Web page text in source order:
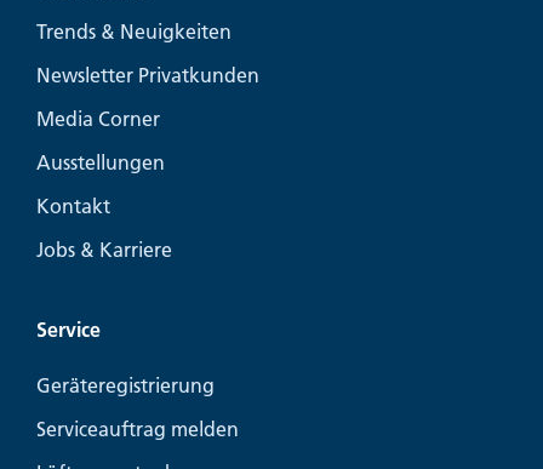
Trends & Neuigkeiten
Newsletter Privatkunden
Media Corner
Ausstellungen
Kontakt
Jobs & Karriere
Service
Geräteregistrierung
Serviceauftrag melden